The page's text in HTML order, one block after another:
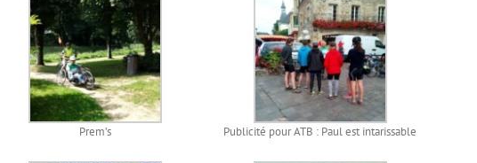
Prem’s Publicité pour ATB : Paul est intarissable